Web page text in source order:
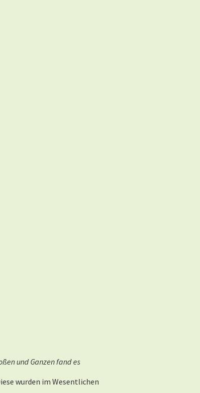
und Ganzen fand es
wurden im Wesentlichen